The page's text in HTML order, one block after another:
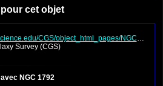
cet objet
CGS/object_html_pages/
Survey (CGS)
NGC 1792